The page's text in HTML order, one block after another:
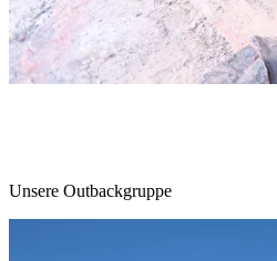
Unsere Outbackgruppe